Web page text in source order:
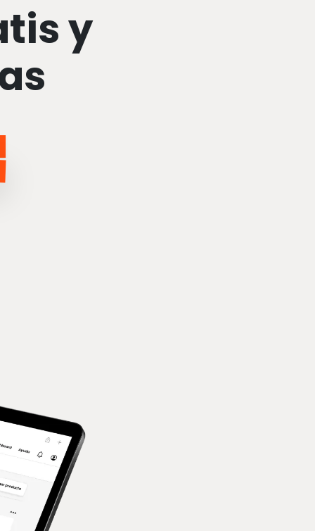
y